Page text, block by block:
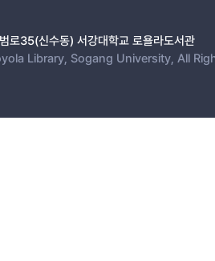
로35(신수동) 서강대학교 로욜라도서관
Library, Sogang University, All